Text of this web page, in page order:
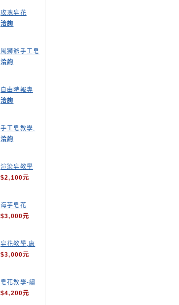
玫瑰皂花
洽詢
風獅爺手工皂
洽詢
自由時報專
訪,手工皂達
人陳德昇老師
洽詢
手工皂教學,
手工皂當月課
程,渲染皂
洽詢
渲染皂教學
$2,100元
海芋皂花
$3,000元
皂花教學,康
乃馨
$3,000元
皂花教學-繡
球花皂花束
$4,200元